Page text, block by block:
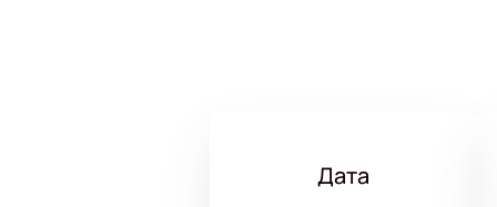
Дата